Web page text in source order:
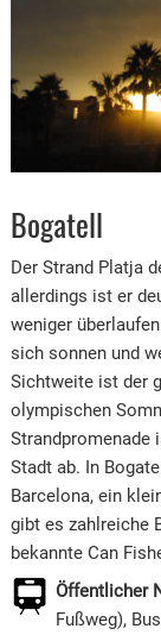
Bogatell
Der Strand Platja
allerdings ist er
weniger
sich sonnen und
Sichtweite ist der
olympischen
Strandpromenade
Stadt ab. In
Barcelona, ein
gibt es zahlreiche
bekannte Can
Öffentlicher
Fußweg),